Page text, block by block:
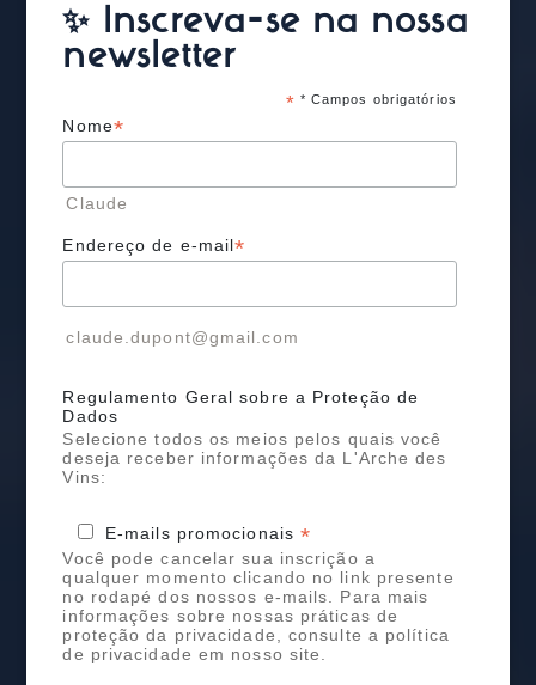
✨ Inscreva-se na nossa
newsletter
* * Campos obrigatórios
Nome*
Claude
Endereço de e-mail*
claude.dupont@gmail.com
Regulamento Geral sobre a Proteção de
Dados
Selecione todos os meios pelos quais você
deseja receber informações da L'Arche des
Vins:
E-mails promocionais *
Você pode cancelar sua inscrição a
qualquer momento clicando no link presente
no rodapé dos nossos e-mails. Para mais
informações sobre nossas práticas de
proteção da privacidade, consulte a política
de privacidade em nosso site.